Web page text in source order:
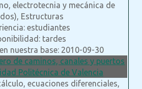
electrotecnia y mecánica de
Estructuras
estudiantes
tardes
nuestra base: 2010-09-30
de caminos, canales y puertos
Politécnica de Valencia
ecuaciones diferenciales,